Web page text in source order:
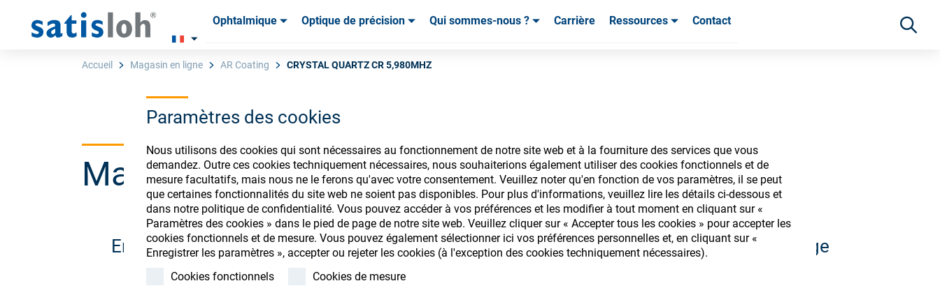
Paramètres des cookies
Nous utilisons des cookies qui sont nécessaires au fonctionnement de notre site web et à la fourniture des services que vous
demandez. Outre ces cookies techniquement nécessaires, nous souhaiterions également utiliser des cookies fonctionnels et de
mesure facultatifs, mais nous ne le ferons qu'avec votre consentement. Veuillez noter qu'en fonction de vos paramètres, il se peut
que certaines fonctionnalités du site web ne soient pas disponibles. Pour plus d'informations, veuillez lire les détails ci-dessous et
dans notre politique de confidentialité. Vous pouvez accéder à vos préférences et les modifier à tout moment en cliquant sur «
Paramètres des cookies » dans le pied de page de notre site web. Veuillez cliquer sur « Accepter tous les cookies » pour accepter les
cookies fonctionnels et de mesure. Vous pouvez également sélectionner ici vos préférences personnelles et, en cliquant sur «
Enregistrer les paramètres », accepter ou rejeter les cookies (à l'exception des cookies techniquement nécessaires).
Cookies fonctionnels
Cookies de mesure
Ophtalmique Optique de précision Qui sommes-nous ? Carrière Ressources Contact
Ophtalmique
Accueil Magasin en ligne AR Coating CRYSTAL QUARTZ CR 5,980MHZ
Magasin de consommables ophtalmiques
Enregistrez-vous ou connectez-vous pour accéder à vos comptes et découvrir notre large
gamme de consommables ophtalmiques